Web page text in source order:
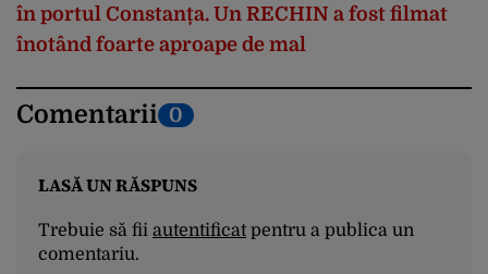
în portul Constanța. Un RECHIN a fost filmat
înotând foarte aproape de mal
Comentarii 0
LASĂ UN RĂSPUNS
Trebuie să fii autentificatpentru a publica un
comentariu.